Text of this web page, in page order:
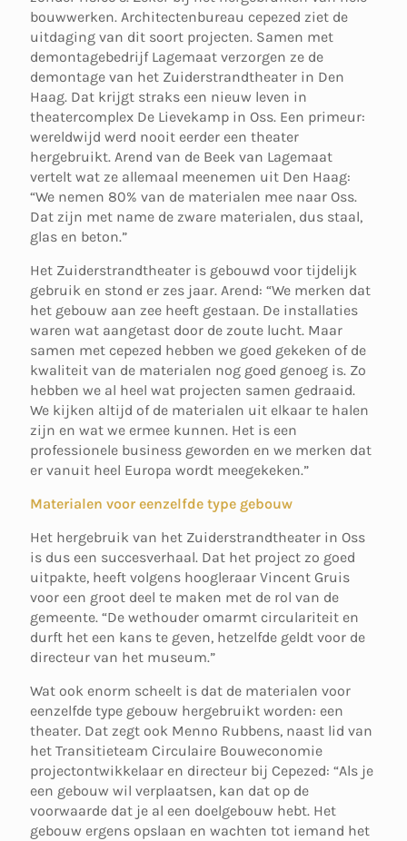
bouwwerken. Architectenbureau cepezed ziet de
uitdaging van dit soort projecten. Samen met
demontagebedrijf Lagemaat verzorgen ze de
demontage van het Zuiderstrandtheater in Den
Haag. Dat krijgt straks een nieuw leven in
theatercomplex De Lievekamp in Oss. Een primeur:
wereldwijd werd nooit eerder een theater
hergebruikt. Arend van de Beek van Lagemaat
vertelt wat ze allemaal meenemen uit Den Haag:
“We nemen 80% van de materialen mee naar Oss.
Dat zijn met name de zware materialen, dus staal,
glas en beton.”
Het Zuiderstrandtheater is gebouwd voor tijdelijk
gebruik en stond er zes jaar. Arend: “We merken dat
het gebouw aan zee heeft gestaan. De installaties
waren wat aangetast door de zoute lucht. Maar
samen met cepezed hebben we goed gekeken of de
kwaliteit van de materialen nog goed genoeg is. Zo
hebben we al heel wat projecten samen gedraaid.
We kijken altijd of de materialen uit elkaar te halen
zijn en wat we ermee kunnen. Het is een
professionele business geworden en we merken dat
er vanuit heel Europa wordt meegekeken.”
Materialen voor eenzelfde type gebouw
Het hergebruik van het Zuiderstrandtheater in Oss
is dus een succesverhaal. Dat het project zo goed
uitpakte, heeft volgens hoogleraar Vincent Gruis
voor een groot deel te maken met de rol van de
gemeente. “De wethouder omarmt circulariteit en
durft het een kans te geven, hetzelfde geldt voor de
directeur van het museum.”
Wat ook enorm scheelt is dat de materialen voor
eenzelfde type gebouw hergebruikt worden: een
theater. Dat zegt ook Menno Rubbens, naast lid van
het Transitieteam Circulaire Bouweconomie
projectontwikkelaar en directeur bij Cepezed: “Als je
een gebouw wil verplaatsen, kan dat op de
voorwaarde dat je al een doelgebouw hebt. Het
gebouw ergens opslaan en wachten tot iemand het